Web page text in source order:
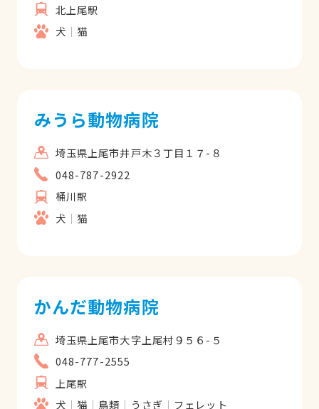
北上尾駅
犬
猫
みうら動物病院
埼玉県上尾市井戸木３丁目１７-８
048-787-2922
桶川駅
犬
猫
かんだ動物病院
埼玉県上尾市大字上尾村９５６-５
048-777-2555
上尾駅
犬
猫 鳥類 うさぎ フェレット